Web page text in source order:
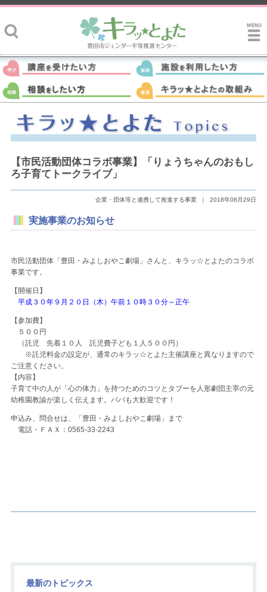
【市民活動団体コラボ事業】「りょうちゃんのおもし
ろ子育てトークライブ」
企業・団体等と連携して推進する事業 ｜ 2018年08月29日
実施事業のお知らせ
市民活動団体「豊田・みよしおやこ劇場」さんと、キラッ☆とよたのコラボ
事業です。
【開催日】
平成３０年９月２０日（木）午前１０時３０分～正午
【参加費】
５００円
（託児 先着１０人 託児費子ども１人５００円）
※託児料金の設定が、通常のキラッ☆とよた主催講座と異なりますので
ご注意ください。
【内容】
子育て中の人が「心の体力」を持つためのコツとタブーを人形劇団主宰の元
幼稚園教諭が楽しく伝えます。パパも大歓迎です！
申込み、問合せは、「豊田・みよしおやこ劇場」まで
電話・ＦＡＸ：0565-33-2243
最新のトピックス